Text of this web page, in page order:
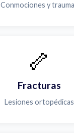
Conmociones y
🦴
Fracturas
Lesiones ortopédicas